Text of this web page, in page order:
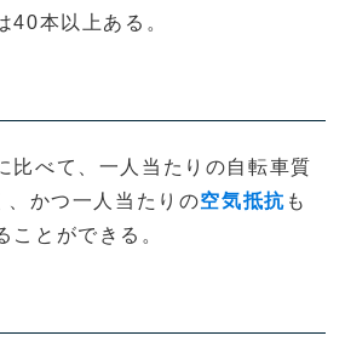
40本以上ある。
比べて、一人当たりの自転車質
かつ一人当たりの空気抵抗 も
ことができる。